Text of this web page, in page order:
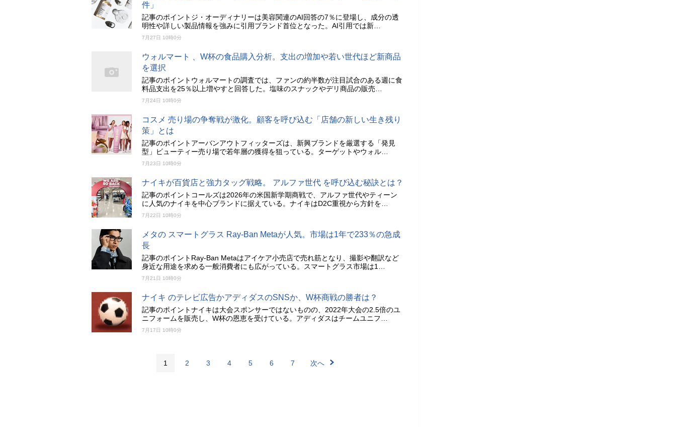
件」
記事のポイントジ・オーディナリーは美容関連のAI回答の7％に登場し、成分の透
明性や詳しい製品情報を強みに引用ブランド首位となった。AI引用では新…
7月27日 10時0分
ウォルマート 、W杯の食品購入分析。支出の増加や若い世代ほど新商品
を選択
記事のポイントウォルマートの調査では、ファンの約半数が注目試合のある週に食
料品支出を25％以上増やすと回答した。塩味のスナックやデリ商品の販売…
7月24日 10時0分
コスメ 売り場の争奪戦が激化。顧客を呼び込む「店舗の新しい生き残り
策」とは
記事のポイントアーバンアウトフィッターズは、新興ブランドを厳選する「発見
型」ビューティー売り場で若年層の獲得を狙っている。ターゲットやウォル…
7月23日 10時0分
ナイキが百貨店と強力タッグ戦略。 アルファ世代 を呼び込む秘訣とは？
記事のポイントコールズは2026年の米国新学期商戦で、アルファ世代やティーン
に人気のナイキを中心ブランドに据えている。ナイキはD2C重視から方針を…
7月22日 10時0分
メタの スマートグラス Ray-Ban Metaが人気。市場は1年で233％の急成
長
記事のポイントRay-Ban Metaはアイケア小売店で売れ筋となり、撮影や翻訳など
身近な用途を求める一般消費者にも広がっている。スマートグラス市場は1…
7月21日 10時0分
ナイキ のテレビ広告かアディダスのSNSか、W杯商戦の勝者は？
記事のポイントナイキは大会スポンサーではないものの、2022年大会の2.5倍のユ
ニフォームを販売し、W杯の恩恵を受けている。アディダスはチームユニフ…
7月17日 10時0分
1 2 3 4 5 6 7 次へ